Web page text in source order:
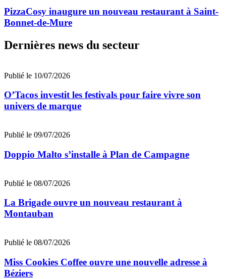
PizzaCosy inaugure un nouveau restaurant à Saint-
Bonnet-de-Mure
Dernières news du secteur
Publié le 10/07/2026
O’Tacos investit les festivals pour faire vivre son
univers de marque
Publié le 09/07/2026
Doppio Malto s’installe à Plan de Campagne
Publié le 08/07/2026
La Brigade ouvre un nouveau restaurant à
Montauban
Publié le 08/07/2026
Miss Cookies Coffee ouvre une nouvelle adresse à
Béziers